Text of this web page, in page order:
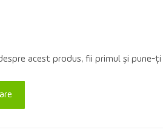
acest produs, fii primul și pune-ți